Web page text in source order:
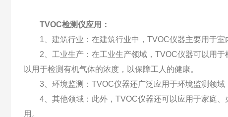
TVOC检测仪应用：
1、建筑行业：在建筑行业中，TVOC仪器主要用于室
2、工业生产：在工业生产领域，TVOC仪器可以用于
以用于检测有机气体的浓度，以保障工人的健康。
3、环境监测：TVOC仪器还广泛应用于环境监测领域
4、其他领域：此外，TVOC仪器还可以应用于家庭、
用。